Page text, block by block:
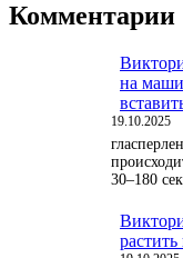
Комментарии
на
19.10.2025
30–180